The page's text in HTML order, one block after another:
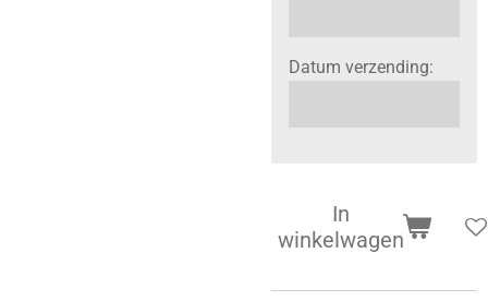
Datum verzending:
In
winkelwagen